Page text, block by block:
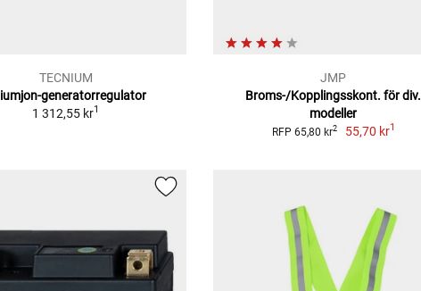
TECNIUM
generatorregulator
1 312,55 kr1
JMP
Broms-/Kopplingsskont. för div.
modeller
RFP 65,80 kr2 55,70 kr1